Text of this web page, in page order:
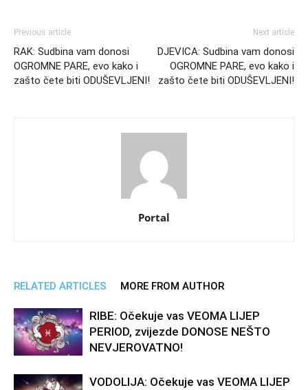
Previous article
RAK: Sudbina vam donosi
OGROMNE PARE, evo kako i
zašto čete biti ODUŠEVLJENI!
Next article
DJEVICA: Sudbina vam donosi
OGROMNE PARE, evo kako i
zašto čete biti ODUŠEVLJENI!
Portal
RELATED ARTICLES MORE FROM AUTHOR
RIBE: Očekuje vas VEOMA LIJEP
PERIOD, zvijezde DONOSE NEŠTO
NEVJEROVATNO!
VODOLIJA: Očekuje vas VEOMA LIJEP